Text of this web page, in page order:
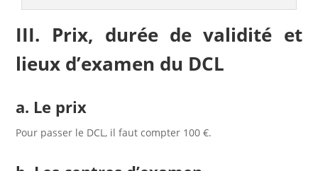
III. Prix, durée de validité et
lieux d’examen du DCL
a. Le prix
Pour passer le DCL, il faut compter 100 €.